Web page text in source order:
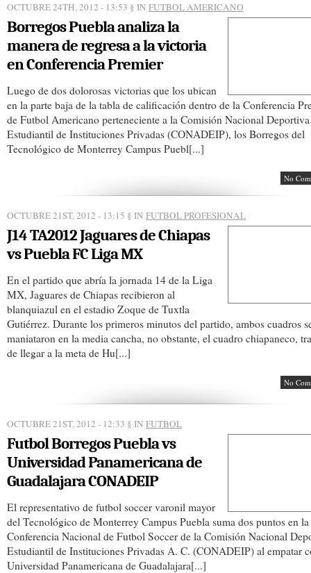
OCTUBRE 24TH, 2012 - 13:53 § IN FUTBOL AMERICANO
Borregos Puebla analiza la
manera de regresa a la victoria
en Conferencia Premier
Luego de dos dolorosas victorias que los ubican
en la parte baja de la tabla de calificación dentro de la Conferencia
de Futbol Americano perteneciente a la Comisión Nacional Deportiva
Estudiantil de Instituciones Privadas (CONADEIP), los Borregos del
Tecnológico de Monterrey Campus Puebl[...]
No
OCTUBRE 21ST, 2012 - 13:15 § IN FUTBOL PROFESIONAL
J14 TA2012 Jaguares de Chiapas
vs Puebla FC Liga MX
En el partido que abría la jornada 14 de la Liga
MX, Jaguares de Chiapas recibieron al
blanquiazul en el estadio Zoque de Tuxtla
Gutiérrez. Durante los primeros minutos del partido, ambos cuadros
maniataron en la media cancha, no obstante, el cuadro chiapaneco,
de llegar a la meta de Hu[...]
No
OCTUBRE 21ST, 2012 - 12:33 § IN FUTBOL
Futbol Borregos Puebla vs
Universidad Panamericana de
Guadalajara CONADEIP
El representativo de futbol soccer varonil mayor
del Tecnológico de Monterrey Campus Puebla suma dos puntos en la
Conferencia Nacional de Futbol Soccer de la Comisión Nacional
Estudiantil de Instituciones Privadas A. C. (CONADEIP) al empatar
Universidad Panamericana de Guadalajara[...]